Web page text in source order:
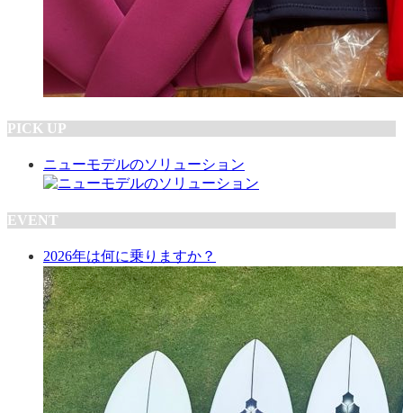
PICK UP
ニューモデルのソリューション
EVENT
2026年は何に乗りますか？